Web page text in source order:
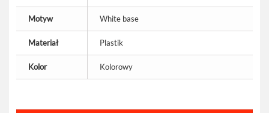
Motyw White base
Materiał Plastik
Kolor Kolorowy